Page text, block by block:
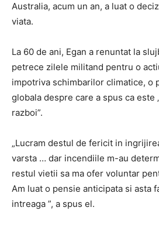
Australia, acum un an, a luat o
viata.
La 60 de ani, Egan a renuntat la
petrece zilele militand pentru o
impotriva schimbarilor climatice, o
globala despre care a spus ca este
razboi”.
„Lucram destul de fericit in
varsta … dar incendiile m-au
restul vietii sa ma ofer voluntar
Am luat o pensie anticipata si asta
intreaga ”, a spus el.